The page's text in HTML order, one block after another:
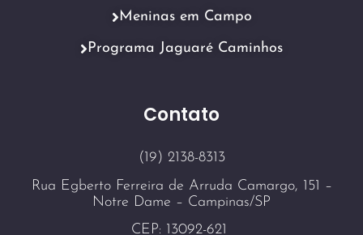
Contato
(19) 2138-8313
Rua Egberto Ferreira de Arruda Camargo, 151 –
Notre Dame – Campinas/SP
CEP: 13092-621
Meninas em Campo
Programa Jaguaré Caminhos